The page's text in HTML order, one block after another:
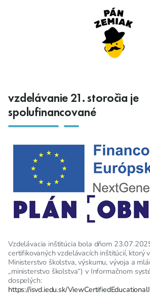
vzdelávanie 21. storočia je
spolufinancované
Vzdelávacia inštitúcia bola dňom
certifikovaných vzdelávacích inštitúcií, ktorý
Ministerstvo školstva, výskumu, vývoja a
„ministerstvo školstva“) v Informačnom
dospelých:
https://isvd.iedu.sk/